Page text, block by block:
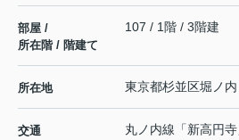
部屋 /
所在階 / 階建て
107 / 1階 / 3階建
所在地 東京都杉並区堀ノ内
交通 丸ノ内線 「新高円寺